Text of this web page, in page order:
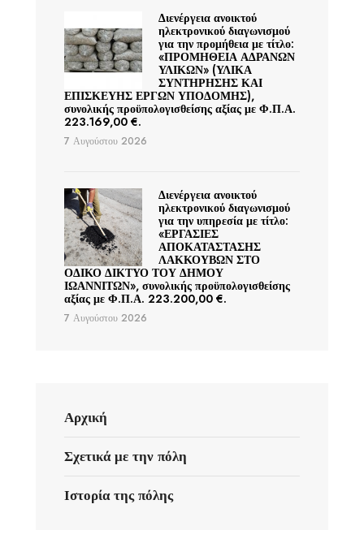
Διενέργεια ανοικτού
ηλεκτρονικού διαγωνισμού
για την προμήθεια με τίτλο:
«ΠΡΟΜΗΘΕΙΑ ΑΔΡΑΝΩΝ
ΥΛΙΚΩΝ» (ΥΛΙΚΑ
ΣΥΝΤΗΡΗΣΗΣ ΚΑΙ
ΕΠΙΣΚΕΥΗΣ ΕΡΓΩΝ ΥΠΟΔΟΜΗΣ),
συνολικής προϋπολογισθείσης αξίας με Φ.Π.Α.
223.169,00 €.
7 Αυγούστου 2026
Διενέργεια ανοικτού
ηλεκτρονικού διαγωνισμού
για την υπηρεσία με τίτλο:
«ΕΡΓΑΣΙΕΣ
ΑΠΟΚΑΤΑΣΤΑΣΗΣ
ΛΑΚΚΟΥΒΩΝ ΣΤΟ
ΟΔΙΚΟ ΔΙΚΤΥΟ ΤΟΥ ΔΗΜΟΥ
ΙΩΑΝΝΙΤΩΝ», συνολικής προϋπολογισθείσης
αξίας με Φ.Π.Α. 223.200,00 €.
7 Αυγούστου 2026
Αρχική
Σχετικά με την πόλη
Ιστορία της πόλης